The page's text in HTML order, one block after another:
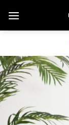
content